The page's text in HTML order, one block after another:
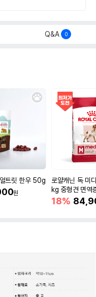
Q&A 0
트릿 한우 50g
원
로얄캐닌 독 미
kg 중형견 면역
18%